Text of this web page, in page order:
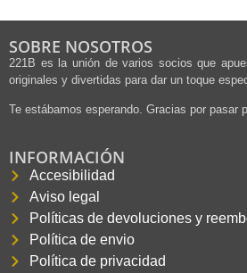
SOBRE NOSOTROS
221B es la unión de varios socios que
originales y divertidas para dar un toque
Te estábamos esperando. Gracias por pasar
INFORMACIÓN
Accesibilidad
Aviso legal
Políticas de devoluciones y
Política de envio
Política de privacidad